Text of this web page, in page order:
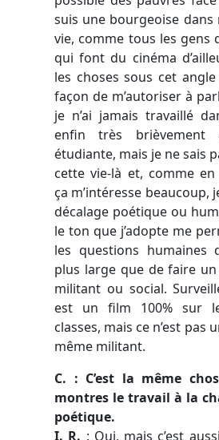
suis une bourgeoise
vie, comme tous les gens
qui font du cinéma
les choses sous cet
façon de m’autoriser à
je n’ai jamais travaillé
enfin très brièvement
étudiante, mais je ne sais
cette vie-là et, comme
ça m’intéresse beaucoup,
décalage poétique ou
le ton que j’adopte me
les questions humaines
plus large que de faire
militant ou social.
est un film 100% sur
classes, mais ce n’est pas
même militant.
C. : C’est la même
montres le travail à la
poétique.
I. R. : Oui, mais c’est